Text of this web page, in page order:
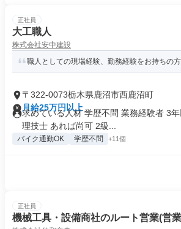
正社員
大工職人
株式会社安中建設
職人としての現場経験、勤務経験をお持ちの
〒322-0073栃木県鹿沼市西鹿沼町
月給25万円以上
求めている人材 学歴不問 業務経験者 3
理技士 あれば尚可 2級...
バイク通勤OK 学歴不問 +11個
正社員
機械工具・設備商社のルート営業(営